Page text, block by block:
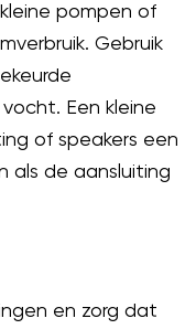
pompen of
Gebruik
Een kleine
of speakers een
als de aansluiting
en zorg dat